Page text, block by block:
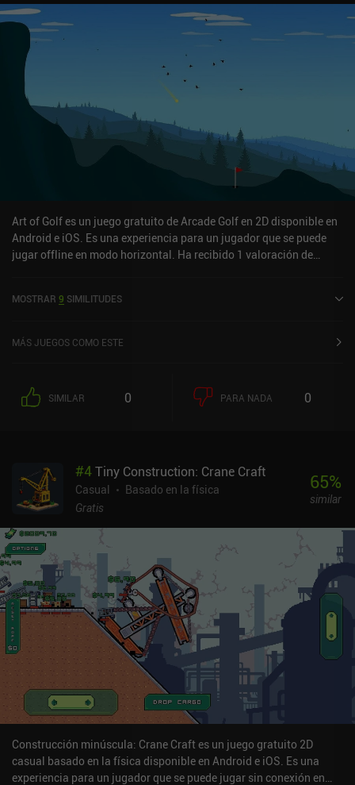
Art of Golf es un juego gratuito de Arcade Golf en 2D disponible en
Android e iOS. Es una experiencia para un jugador que se puede
jugar offline en modo horizontal. Ha recibido 1 valoración de
Store.
MOSTRAR 9 SIMILITUDES
MÁS JUEGOS COMO ESTE
SIMILAR 0 PARA NADA 0
#4Tiny Construction: Crane Craft
Casual
Basado en la física
Gratis
65%
similar
Construcción minúscula: Crane Craft es un juego gratuito 2D
casual basado en la física disponible en Android e iOS. Es una
experiencia para un jugador que se puede jugar sin conexión en